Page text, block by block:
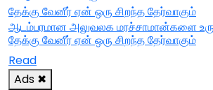
ஆடம்பரமான அலுவலக மரச்சாமான்களை
தேக்கு வேனீர் ஏன் ஒரு சிறந்த தேர்வாகும்
Read
Ads ✖